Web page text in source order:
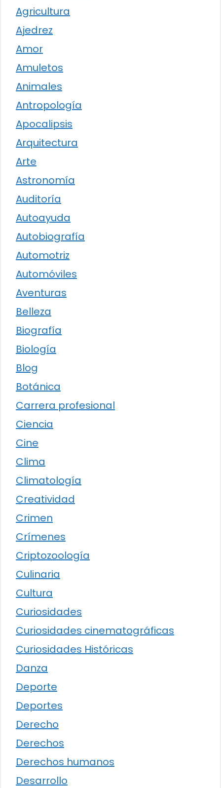
Agricultura
Ajedrez
Amor
Amuletos
Animales
Antropología
Apocalipsis
Arquitectura
Arte
Astronomía
Auditoría
Autoayuda
Autobiografía
Automotriz
Automóviles
Aventuras
Belleza
Biografía
Biología
Blog
Botánica
Carrera profesional
Ciencia
Cine
Clima
Climatología
Creatividad
Crimen
Crímenes
Criptozoología
Culinaria
Cultura
Curiosidades
Curiosidades cinematográficas
Curiosidades Históricas
Danza
Deporte
Deportes
Derecho
Derechos
Derechos humanos
Desarrollo